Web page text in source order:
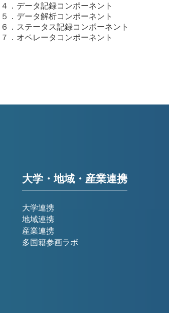
４．データ記録コンポーネント
５．データ解析コンポーネント
６．ステータス記録コンポーネント
７．オペレータコンポーネント
大学・地域・産業連携
大学連携
地域連携
産業連携
多国籍参画ラボ